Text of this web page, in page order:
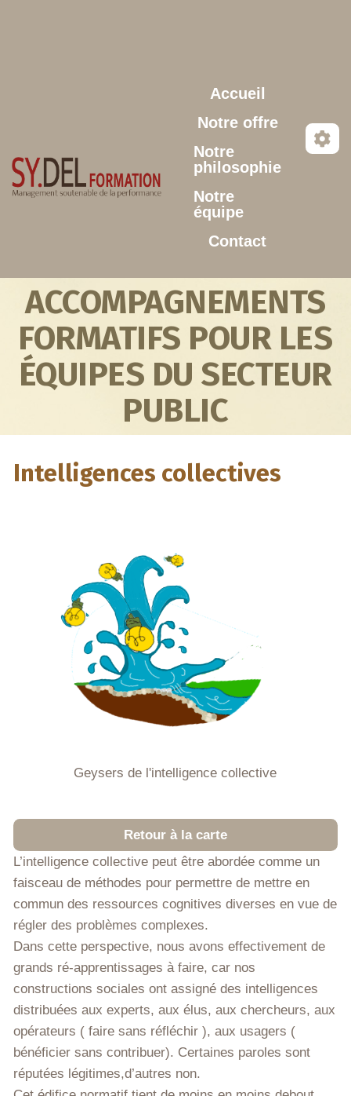
Accueil
Notre offre
Notre
philosophie
Notre
équipe
Contact
ACCOMPAGNEMENTS
FORMATIFS POUR LES
ÉQUIPES DU SECTEUR
PUBLIC
Intelligences collectives
Geysers de l'intelligence collective
Retour à la carte
L’intelligence collective peut être abordée comme un
faisceau de méthodes pour permettre de mettre en
commun des ressources cognitives diverses en vue de
régler des problèmes complexes.
Dans cette perspective, nous avons effectivement de
grands ré-apprentissages à faire, car nos
constructions sociales ont assigné des intelligences
distribuées aux experts, aux élus, aux chercheurs, aux
opérateurs ( faire sans réfléchir ), aux usagers (
bénéficier sans contribuer). Certaines paroles sont
réputées légitimes,d’autres non.